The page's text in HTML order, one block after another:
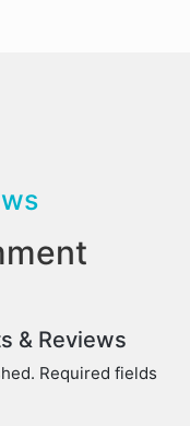
& Reviews
Required fields